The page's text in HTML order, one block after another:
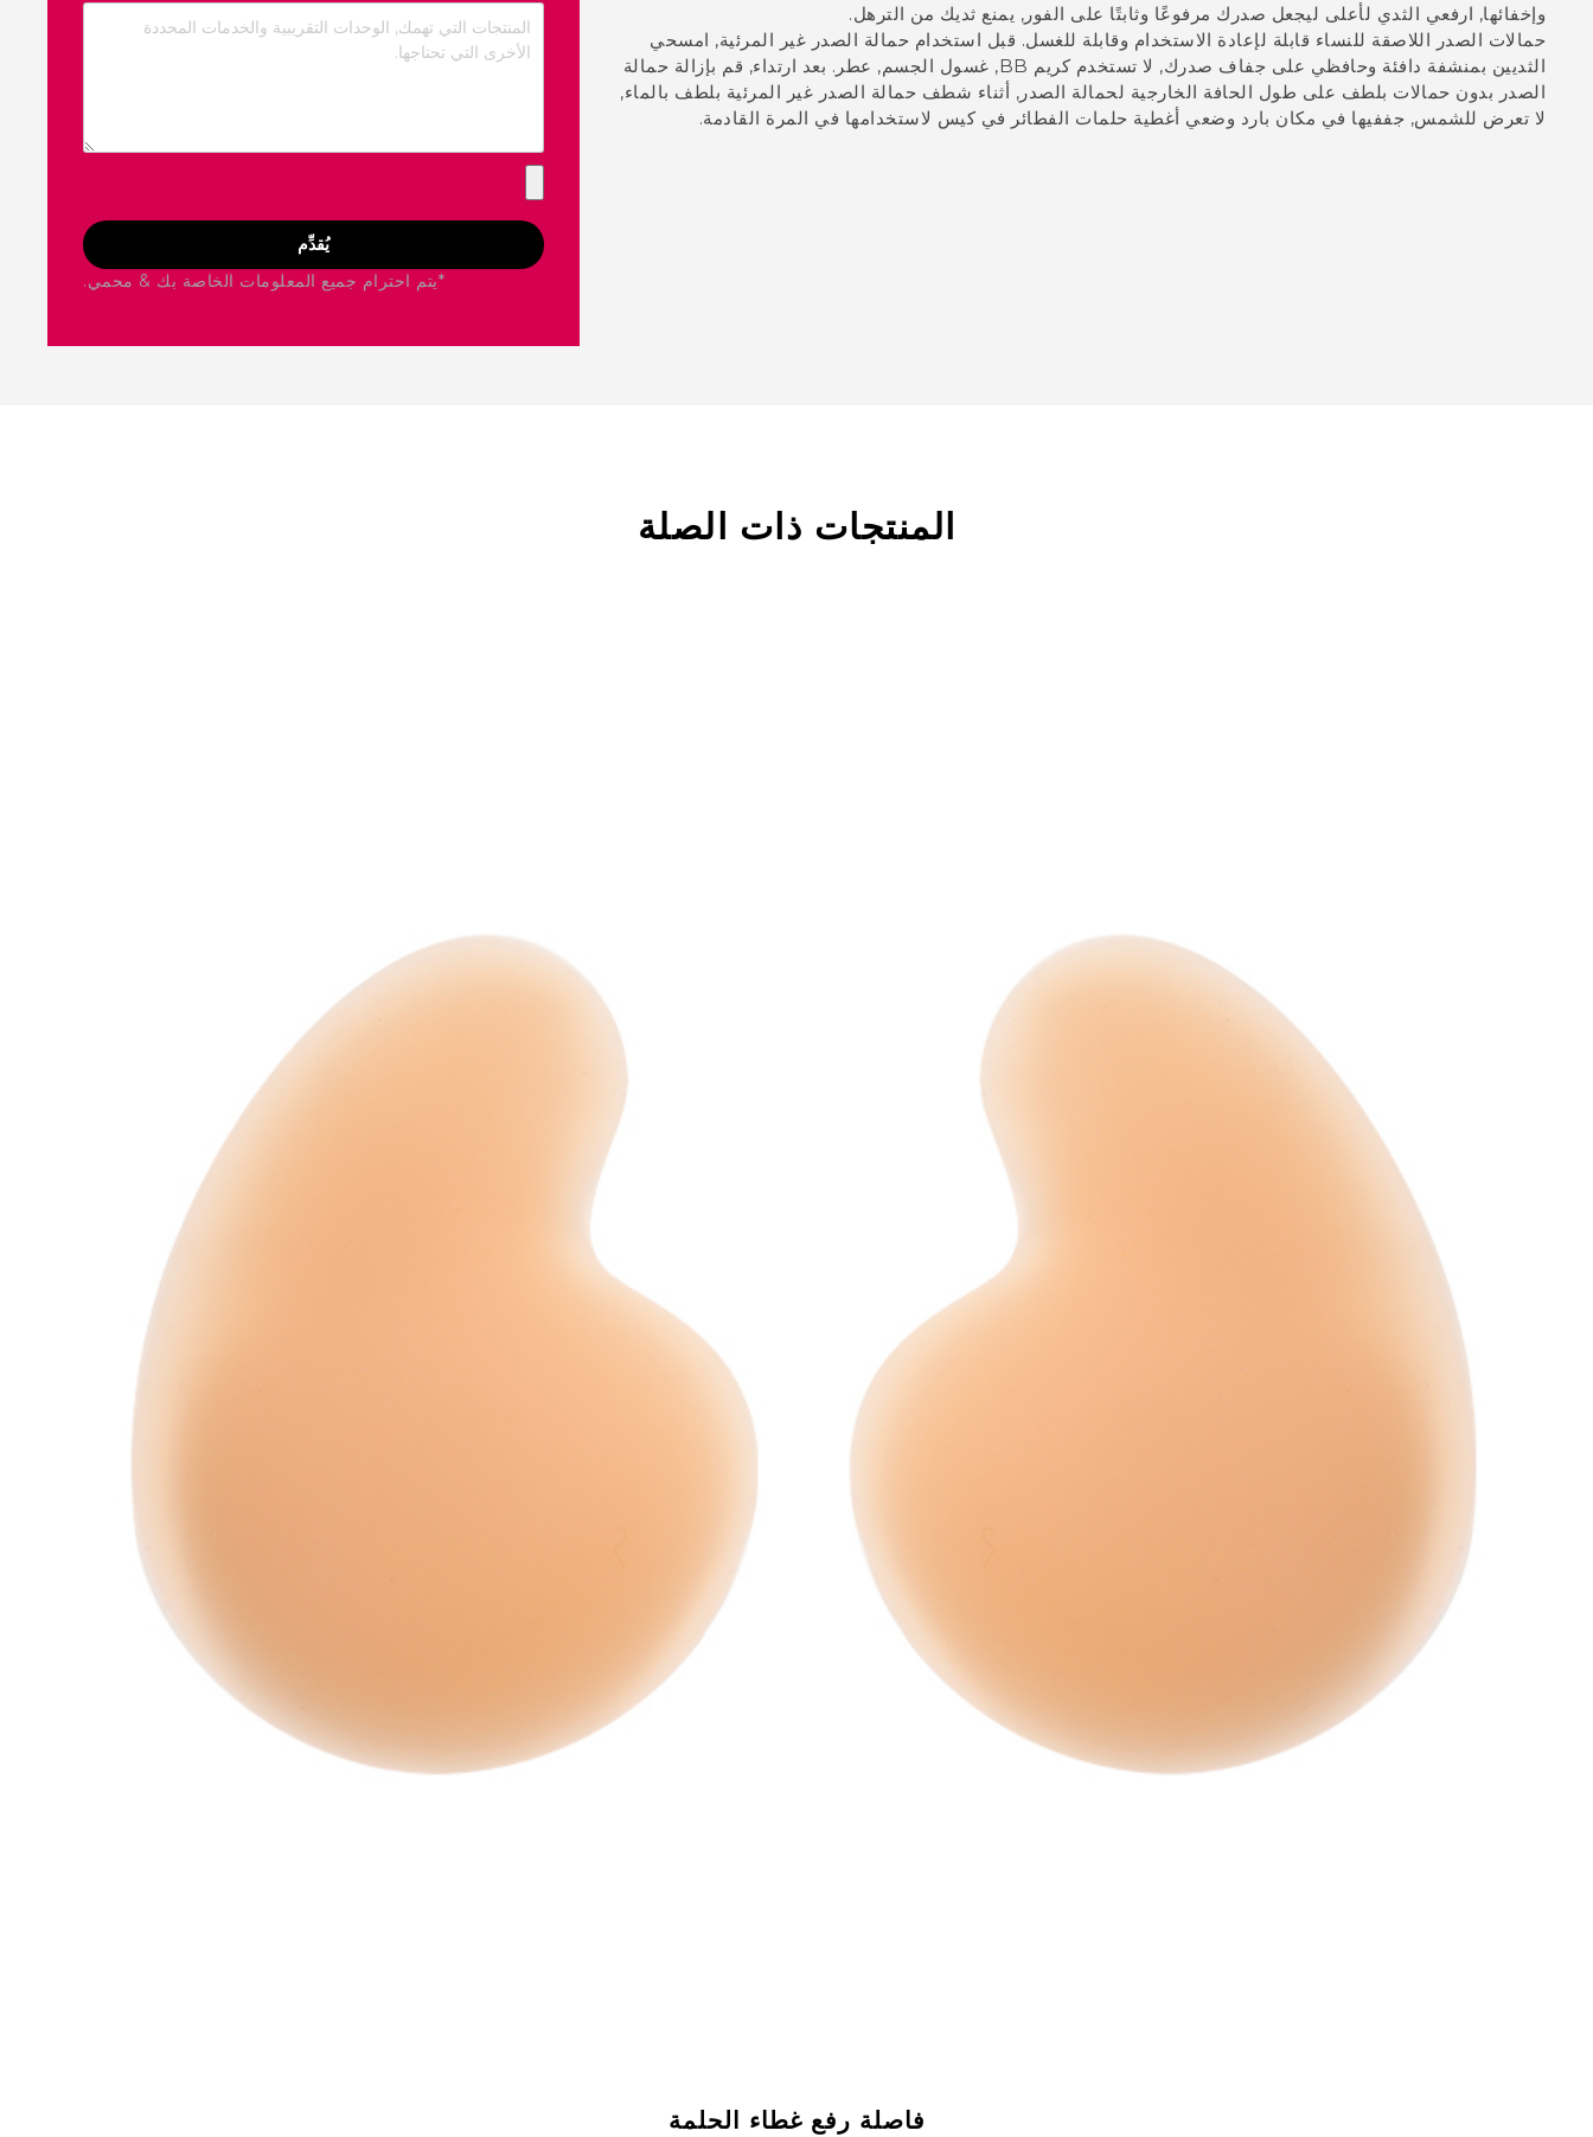
وإخفائها, ارفعي الثدي لأعلى ليجعل صدرك مرفوعًا وثابتًا على الفور, يمنع ثديك من الترهل.
حمالات الصدر اللاصقة للنساء قابلة لإعادة الاستخدام وقابلة للغسل. قبل استخدام حمالة الصدر غير المرئية, امسحي
الثديين بمنشفة دافئة وحافظي على جفاف صدرك, لا تستخدم كريم BB, غسول الجسم, عطر. بعد ارتداء, قم بإزالة حمالة
الصدر بدون حمالات بلطف على طول الحافة الخارجية لحمالة الصدر, أثناء شطف حمالة الصدر غير المرئية بلطف بالماء,
لا تعرض للشمس, جففيها في مكان بارد وضعي أغطية حلمات الفطائر في كيس لاستخدامها في المرة القادمة.
يُقدِّم
*يتم احترام جميع المعلومات الخاصة بك & محمي.
المنتجات ذات الصلة
فاصلة رفع غطاء الحلمة